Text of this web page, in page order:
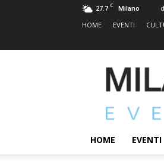
27.7 C Milano
HOME
EVENTI
HOME EVENTI